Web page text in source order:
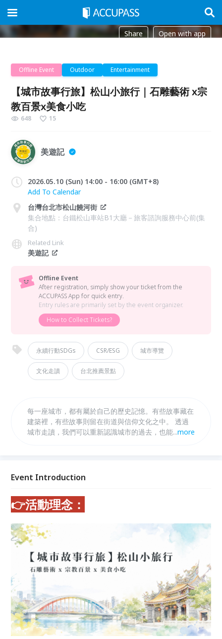
Share Open with app
Offline Event Outdoor Entertainment
【城市故事行旅】松山小旅行｜石雕藝術 x宗
教百景x美食小吃
648 15
美遊記
2026.05.10 (Sun) 14:00 - 16:00 (GMT+8)
Add To Calendar
台灣台北市松山饒河街
集合地點：台鐵松山車站B1大廳－旅客諮詢服務中心前(集
合)
Related Link
美遊記
Offline Event
After registration, simply show your ticket from the
ACCUPASS App for quick entry.
Entry rules are primarily set by the event organizer.
How to Collect Tickets?
永續行動SDGs CSR/ESG 城市導覽
文化走讀 台北推薦景點
每一座城市，都有屬於自己的歷史記憶。有些故事藏在
建築裡，有些故事則留在街道與信仰文化之中。 透過
城市走讀，我們可以重新認識城市的過去，也能在行走
城市就會開始說故事。
...more
Event Introduction
👉活動理念：